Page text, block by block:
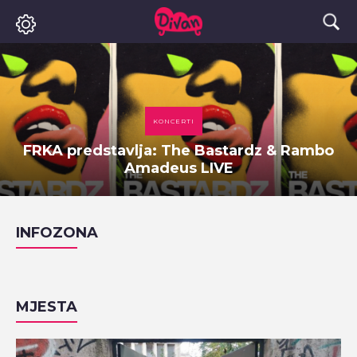
KONCERTI
FRKA predstavlja: The Bastardz & Rambo
Amadeus LIVE
INFOZONA
MJESTA